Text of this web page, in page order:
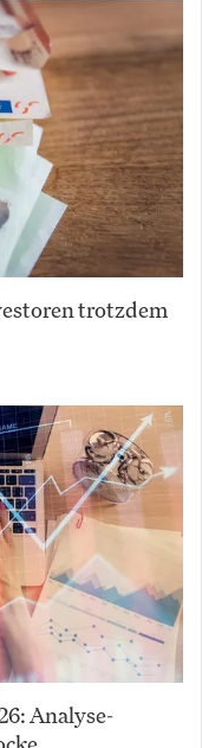
trotzdem
Analyse-